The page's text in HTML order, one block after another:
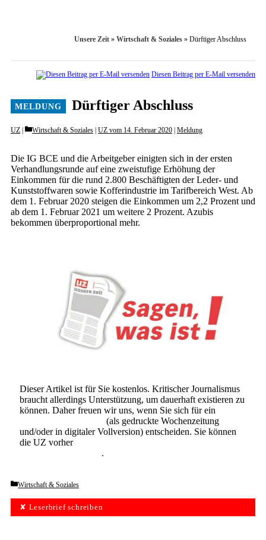
Unsere Zeit » Wirtschaft & Soziales » Dürftiger Abschluss
Diesen Beitrag per E-Mail versenden
Dürftiger Abschluss
UZ Categories
Wirtschaft & Soziales UZ vom 14. Februar 2020 Meldung
Die IG BCE und die Arbeitgeber einigten sich in der ersten
Verhandlungsrunde auf eine zweistufige Erhöhung der
Einkommen für die rund 2.800 Beschäftigten der Leder- und
Kunststoffwaren sowie Kofferindustrie im Tarifbereich West. Ab
dem 1. Februar 2020 steigen die Einkommen um 2,2 Prozent und
ab dem 1. Februar 2021 um weitere 2 Prozent. Azubis
bekommen überproportional mehr.
Dieser Artikel ist für Sie kostenlos. Kritischer Journalismus
braucht allerdings Unterstützung, um dauerhaft existieren zu
können. Daher freuen wir uns, wenn Sie sich für ein
(als gedruckte Wochenzeitung
und/oder in digitaler Vollversion) entscheiden. Sie können
die UZ vorher
.
Categories
Wirtschaft & Soziales
✘ Leserbrief schreiben